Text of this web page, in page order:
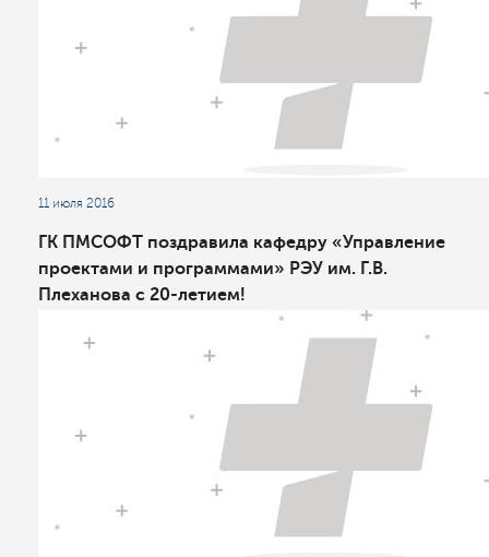
11 июля 2016
ГК ПМСОФТ поздравила кафедру «Управление
проектами и программами» РЭУ им. Г.В.
Плеханова с 20-летием!